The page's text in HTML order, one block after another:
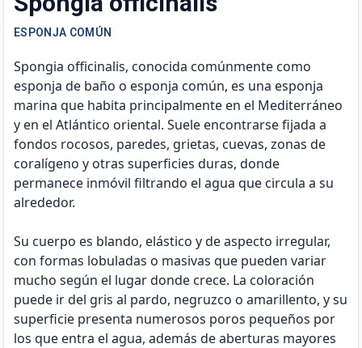
ESPONJA COMÚN
Spongia officinalis, conocida comúnmente como
esponja de baño o esponja común, es una esponja
marina que habita principalmente en el Mediterráneo
y en el Atlántico oriental. Suele encontrarse fijada a
fondos rocosos, paredes, grietas, cuevas, zonas de
coralígeno y otras superficies duras, donde
permanece inmóvil filtrando el agua que circula a su
alrededor.
Su cuerpo es blando, elástico y de aspecto irregular,
con formas lobuladas o masivas que pueden variar
mucho según el lugar donde crece. La coloración
puede ir del gris al pardo, negruzco o amarillento, y su
superficie presenta numerosos poros pequeños por
los que entra el agua, además de aberturas mayores